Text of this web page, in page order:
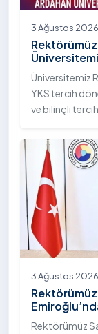
3 Ağustos 2026
Sunduğu
Üniversitemiz
YKS tercih
ve bilinçli
çeşitliliğini ve
ekranlarında
canlı yayın
3 Ağustos 2026
Rektörümüz